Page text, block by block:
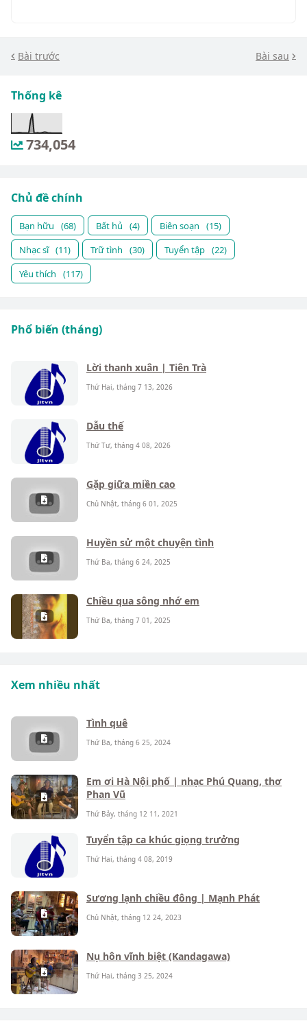
Bài trước Bài sau
Thống kê
734,054
Chủ đề chính
Bạn hữu (68) Bất hủ (4) Biên soạn
(15)
Nhạc sĩ (11) Trữ tình (30) Tuyển tập (22)
Yêu thích
(117)
Phổ biến (tháng)
Lời thanh xuân | Tiên Trà
Thứ Hai, tháng 7 13, 2026
Dẫu thế
Thứ Tư, tháng 4 08, 2026
Gặp giữa miền cao
Chủ Nhật, tháng 6 01, 2025
Huyền sử một chuyện tình
Thứ Ba, tháng 6 24, 2025
Chiều qua sông nhớ em
Thứ Ba, tháng 7 01, 2025
Xem nhiều nhất
Tình quê
Thứ Ba, tháng 6 25, 2024
Em ơi Hà Nội phố | nhạc Phú Quang, thơ
Phan Vũ
Thứ Bảy, tháng 12 11, 2021
Tuyển tập ca khúc giọng trưởng
Thứ Hai, tháng 4 08, 2019
Sương lạnh chiều đông | Mạnh Phát
Chủ Nhật, tháng 12 24, 2023
Nụ hôn vĩnh biệt (Kandagawa)
Thứ Hai, tháng 3 25, 2024